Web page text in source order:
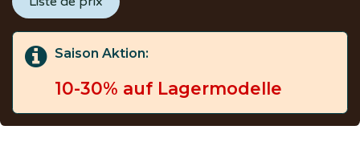
Saison Aktion:
10-30% auf Lagermodelle